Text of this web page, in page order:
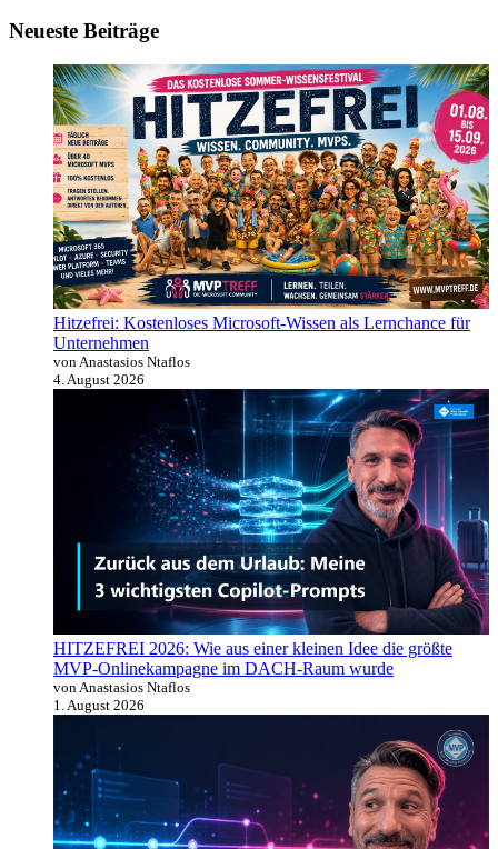
Neueste Beiträge
Hitzefrei: Kostenloses Microsoft-Wissen als Lernchance für
Unternehmen
von Anastasios Ntaflos
4. August 2026
HITZEFREI 2026: Wie aus einer kleinen Idee die größte
MVP-Onlinekampagne im DACH-Raum wurde
von Anastasios Ntaflos
1. August 2026